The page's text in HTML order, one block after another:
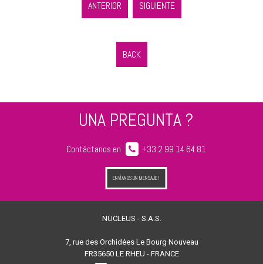
ANTERIOR SIGUIENTE
BACK
UNA PREGUNTA ?
Contáctanos en +33 2 99 14 64 81
ENVÍANOS UN MENSAJE !
NUCLEUS - S.A.S.
7, rue des Orchidées Le Bourg Nouveau
FR35650 LE RHEU - FRANCE